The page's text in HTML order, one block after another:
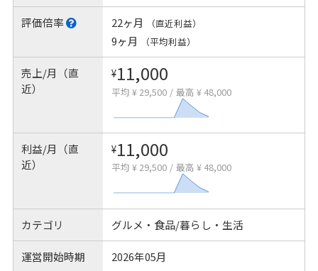
評価倍率 22ヶ月 （直近利益）
9ヶ月 （平均利益）
売上/月（直
近）
¥11,000
平均 ¥ 29,500 / 最高 ¥ 48,000
利益/月（直
近）
¥11,000
平均 ¥ 29,500 / 最高 ¥ 48,000
カテゴリ グルメ・食品/暮らし・生活
運営開始時期 2026年05月